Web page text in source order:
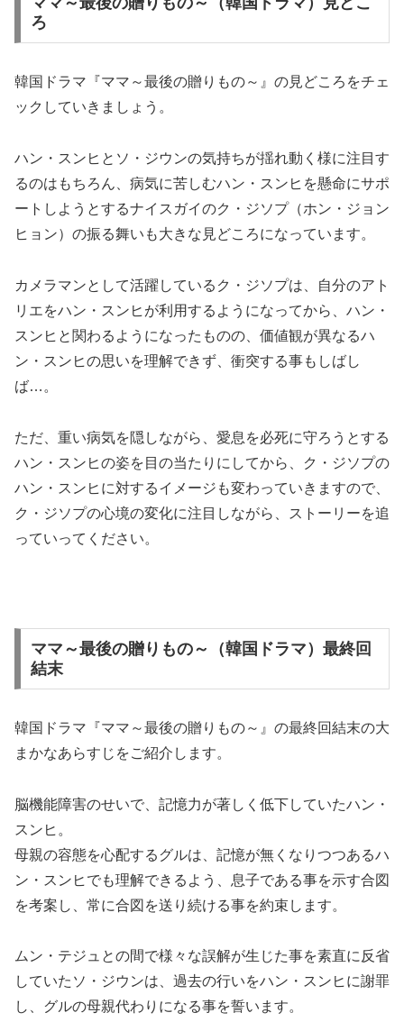
ろ
韓国ドラマ『ママ～最後の贈りもの～』の見どころをチェ
ックしていきましょう。
ハン・スンヒとソ・ジウンの気持ちが揺れ動く様に注目す
るのはもちろん、病気に苦しむハン・スンヒを懸命にサポ
ートしようとするナイスガイのク・ジソプ（ホン・ジョン
ヒョン）の振る舞いも大きな見どころになっています。
カメラマンとして活躍しているク・ジソプは、自分のアト
リエをハン・スンヒが利用するようになってから、ハン・
スンヒと関わるようになったものの、価値観が異なるハ
ン・スンヒの思いを理解できず、衝突する事もしばし
ば…。
ただ、重い病気を隠しながら、愛息を必死に守ろうとする
ハン・スンヒの姿を目の当たりにしてから、ク・ジソプの
ハン・スンヒに対するイメージも変わっていきますので、
ク・ジソプの心境の変化に注目しながら、ストーリーを追
っていってください。
ママ～最後の贈りもの～（韓国ドラマ）最終回
結末
韓国ドラマ『ママ～最後の贈りもの～』の最終回結末の大
まかなあらすじをご紹介します。
脳機能障害のせいで、記憶力が著しく低下していたハン・
スンヒ。
母親の容態を心配するグルは、記憶が無くなりつつあるハ
ン・スンヒでも理解できるよう、息子である事を示す合図
を考案し、常に合図を送り続ける事を約束します。
ムン・テジュとの間で様々な誤解が生じた事を素直に反省
していたソ・ジウンは、過去の行いをハン・スンヒに謝罪
し、グルの母親代わりになる事を誓います。